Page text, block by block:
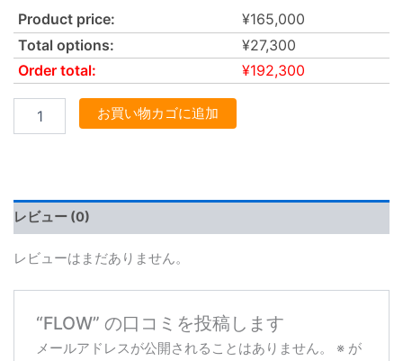
Product price: ¥165,000
Total options:
¥27,300
Order total:
¥192,300
お買い物カゴに追加
レビュー (0)
レビューはまだありません。
“FLOW” の口コミを投稿します
メールアドレスが公開されることはありません。 ※ が